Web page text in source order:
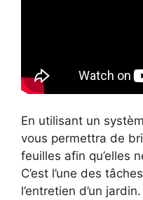
En utilisant un
vous permettra de
feuilles afin qu’elles
C’est l’une des
l’entretien d’un